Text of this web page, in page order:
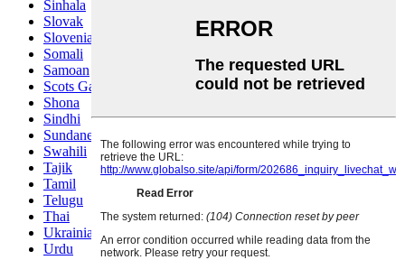
Sinhala
Slovak
Slovenian
Somali
Samoan
Scots Gaelic
Shona
Sindhi
Sundanese
Swahili
Tajik
Tamil
Telugu
Thai
Ukrainian
Urdu